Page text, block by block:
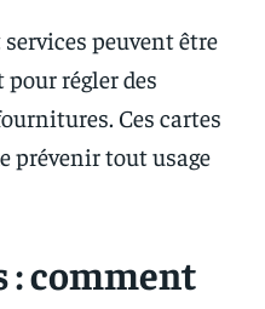
peuvent être
régler des
Ces cartes
prévenir tout usage
: comment